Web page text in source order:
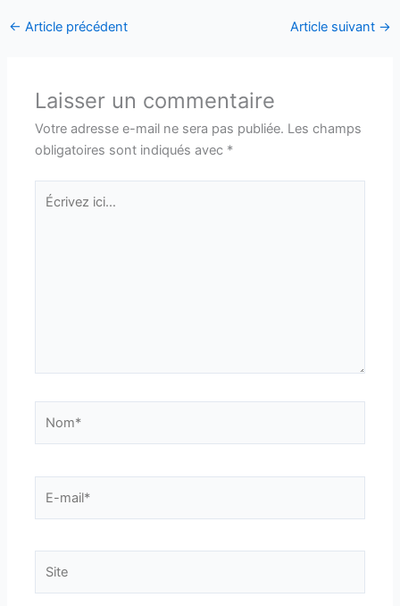
← Article précédent Article suivant →
Laisser un commentaire
Votre adresse e-mail ne sera pas publiée. Les champs
obligatoires sont indiqués avec *
Écrivez
ici…
mail*